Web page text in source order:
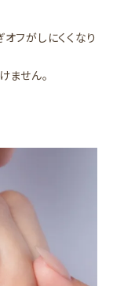
フがしにくくなり
ません。